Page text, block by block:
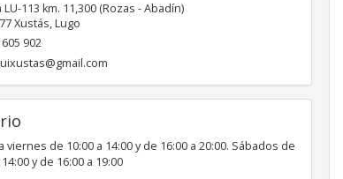
LU-113 km. 11,300 (Rozas - Abadín)
Xustás,Lugo
902
viernes de 10:00 a 14:00 y de 16:00 a 20:00. Sábados de
y de 16:00 a 19:00